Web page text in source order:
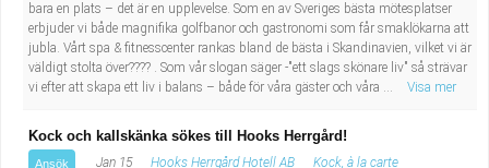
Lärare i gymnasiet
bara en plats – det är en upplevelse. Som en av Sveriges bästa mötesplatser
erbjuder vi både magnifika golfbanor och gastronomi som får smaklökarna att
jubla. Vårt spa & fitnesscenter rankas bland de bästa i Skandinavien, vilket vi är
väldigt stolta över???? . Som vår slogan säger -"ett slags skönare liv" så strävar
vi efter att skapa ett liv i balans – både för våra gäster och våra ...
Visa mer
Kock och kallskänka sökes till Hooks Herrgård!
Ansök Jan 15 Hooks Herrgård Hotell AB Kock, à la carte